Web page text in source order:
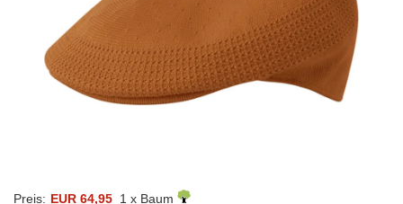
Preis: EUR 64,95 1 x Baum